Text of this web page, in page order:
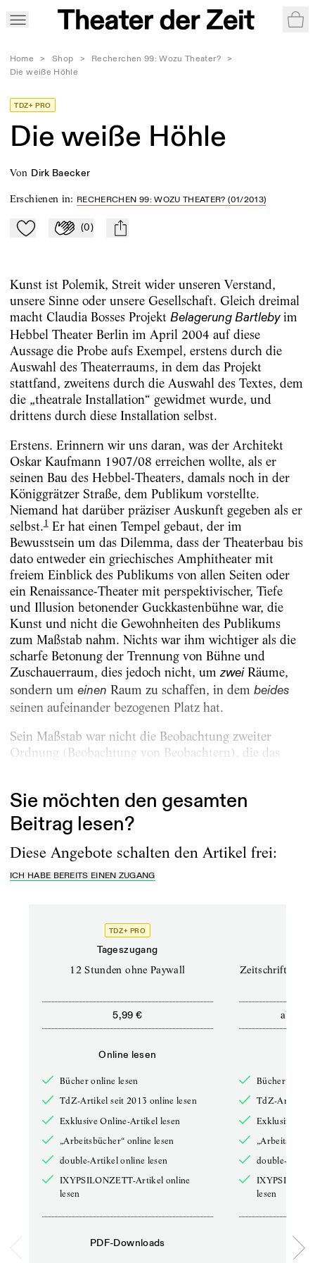
Home > Shop > Recherchen 99: Wozu Theater?
>
Die weiße Höhle
TDZ+ PRO
Die weiße Höhle
von Dirk Baecker
Erschienen in: RECHERCHEN 99: WOZU THEATER? (01/2013)
Zu Mein-TdZ hinzufügen
Applaudieren
(0) mail
Kunst ist Polemik, Streit wider unseren Verstand,
unsere Sinne oder unsere Gesellschaft. Gleich dreimal
macht Claudia Bosses Projekt Belagerung Bartlebyim
Hebbel Theater Berlin im April 2004 auf diese
Aussage die Probe aufs Exempel, erstens durch die
Auswahl des Theaterraums, in dem das Projekt
stattfand, zweitens durch die Auswahl des Textes, dem
die „theatrale Installation“ gewidmet wurde, und
drittens durch diese Installation selbst.
Erstens. Erinnern wir uns daran, was der Architekt
Oskar Kaufmann 1907/08 erreichen wollte, als er
seinen Bau des Hebbel-Theaters, damals noch in der
Königgrätzer Straße, dem Publikum vorstellte.
Niemand hat darüber präziser Auskunft gegeben als er
selbst.1Er hat einen Tempel gebaut, der im
Bewusstsein um das Dilemma, dass der Theaterbau bis
dato entweder ein griechisches Amphitheater mit
freiem Einblick des Publikums von allen Seiten oder
ein Renaissance-Theater mit perspektivischer, Tiefe
und Illusion betonender Guckkastenbühne war, die
Kunst und nicht die Gewohnheiten des Publikums
zum Maßstab nahm. Nichts war ihm wichtiger als die
scharfe Betonung der Trennung von Bühne und
Zuschauerraum, dies jedoch nicht, um zweiRäume,
sondern um einen Raum zu schaffen, in dem beides
seinen aufeinander bezogenen Platz hat.
Sein Maßstab war nicht die Beobachtung zweiter
Ordnung (Beobachtung von Beobachtern), die das
Sie möchten den gesamten
Beitrag lesen?
Diese Angebote schalten den Artikel frei:
ICH HABE BEREITS EINEN ZUGANG
TDZ+ PRO
Tageszugang
12 Stunden ohne Paywall
5,99 €
Online lesen
Bücher online lesen
TdZ-Artikel seit 2013 online lesen
Exklusive Online-Artikel lesen
„Arbeitsbücher“ online lesen
double-Artikel online lesen
IXYPSILONZETT-Artikel online
lesen
PDF-Downloads
Zeitschriften
ab
Bücher online
TdZ-Artikel
Exklusive
double-
lesen